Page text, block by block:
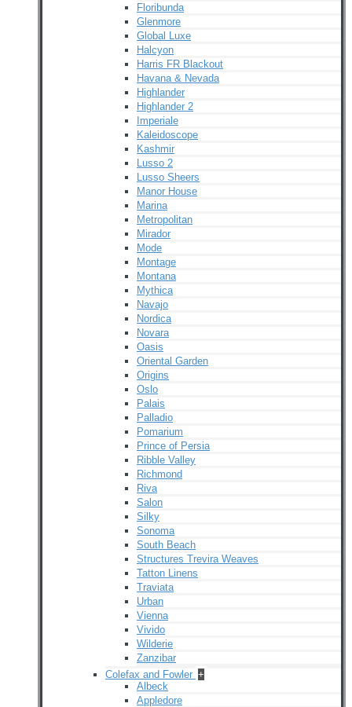
Floribunda
Glenmore
Global Luxe
Halcyon
Harris FR Blackout
Havana & Nevada
Highlander
Highlander 2
Imperiale
Kaleidoscope
Kashmir
Lusso 2
Lusso Sheers
Manor House
Marina
Metropolitan
Mirador
Mode
Montage
Montana
Mythica
Navajo
Nordica
Novara
Oasis
Oriental Garden
Origins
Oslo
Palais
Palladio
Pomarium
Prince of Persia
Ribble Valley
Richmond
Riva
Salon
Silky
Sonoma
South Beach
Structures Trevira Weaves
Tatton Linens
Traviata
Urban
Vienna
Vivido
Wilderie
Zanzibar
Colefax and Fowler +
Albeck
Appledore